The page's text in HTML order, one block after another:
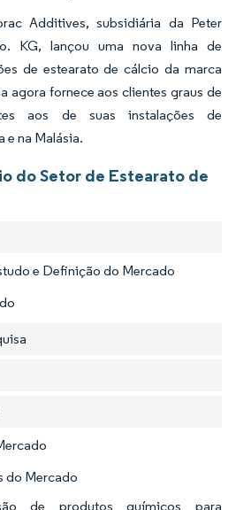
Additives, subsidiária da Peter
KG, lançou uma nova linha de
de estearato de cálcio da marca
agora fornece aos clientes graus de
aos de suas instalações de
e na Malásia.
do Setor de Estearato de
e Definição do Mercado
do Mercado
de produtos químicos para